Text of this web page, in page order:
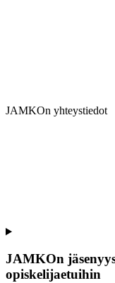
JAMKOn yhteystiedot
JAMKOn
opiskelijaetuihin